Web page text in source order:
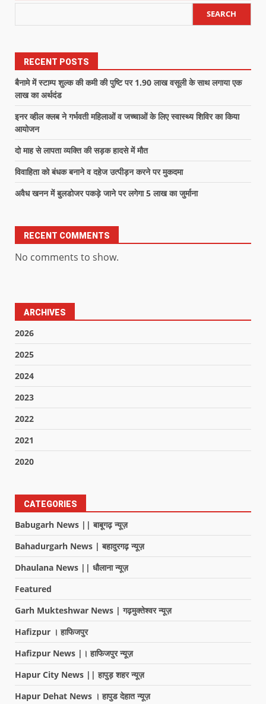
SEARCH
RECENT POSTS
बैनामे में स्टाम्प शुल्क की कमी की पुष्टि पर 1.90 लाख वसूली के साथ लगाया एक
लाख का अर्थदंड
इनर व्हील क्लब ने गर्भवती महिलाओं व जच्चाओं के लिए स्वास्थ्य शिविर का किया
आयोजन
दो माह से लापता व्यक्ति की सड़क हादसे में मौत
विवाहिता को बंधक बनाने व दहेज उत्पीड़न करने पर मुकदमा
अवैध खनन में बुलडोजर पकड़े जाने पर लगेगा 5 लाख का जुर्माना
RECENT COMMENTS
No comments to show.
ARCHIVES
2026
2025
2024
2023
2022
2021
2020
CATEGORIES
Babugarh News || बाबूगढ़ न्यूज़
Bahadurgarh News | बहादुरगढ़ न्यूज़
Dhaulana News || धौलाना न्यूज़
Featured
Garh Mukteshwar News | गढ़मुक्तेश्वर न्यूज़
Hafizpur । हाफिजपुर
Hafizpur News |। हाफिजपुर न्यूज़
Hapur City News || हापुड़ शहर न्यूज़
Hapur Dehat News । हापुड देहात न्यूज़